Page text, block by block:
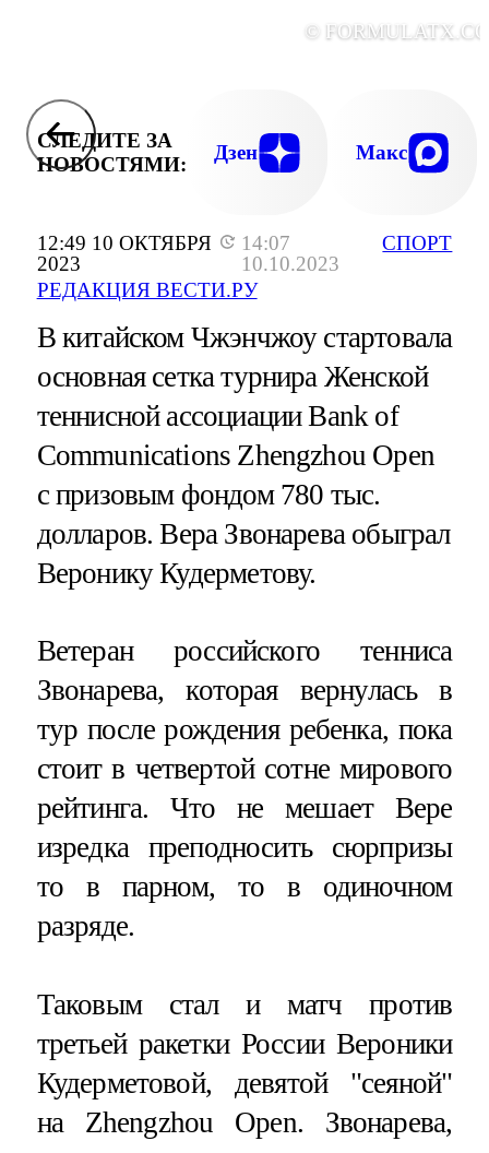
12:49 10 ОКТЯБРЯ
2023
14:07
10.10.2023
РЕДАКЦИЯ ВЕСТИ.РУ
СПОРТ
©
СЛЕДИТЕ ЗА
НОВОСТЯМИ:
Дзен Макс
В китайском Чжэнчжоу стартовала
основная сетка турнира Женской
теннисной ассоциации Bank of
Communications Zhengzhou Open
с призовым фондом 780 тыс.
долларов. Вера Звонарева обыграл
Веронику Кудерметову.
Ветеран российского тенниса
Звонарева, которая вернулась в
тур после рождения ребенка, пока
стоит в четвертой сотне мирового
рейтинга. Что не мешает Вере
изредка преподносить сюрпризы
то в парном, то в одиночном
разряде.
Таковым стал и матч против
третьей ракетки России Вероники
Кудерметовой, девятой "сеяной"
на Zhengzhou Open. Звонарева,